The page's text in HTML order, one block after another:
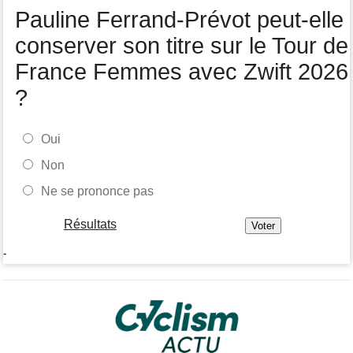
Joao Almeida a abandonné après une nouvelle chute
Pauline Ferrand-Prévot peut-elle
conserver son titre sur le Tour de
France Femmes avec Zwift 2026
?
Oui
Non
Ne se prononce pas
Résultats
-